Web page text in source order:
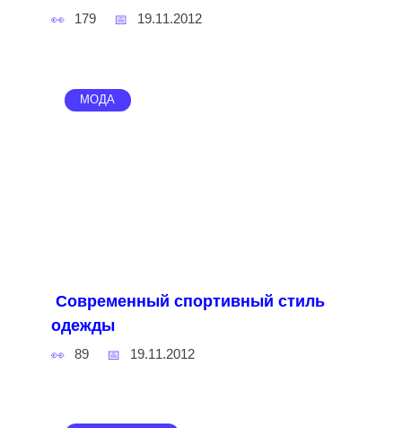
179 19.11.2012
МОДА
Современный спортивный стиль
одежды
89 19.11.2012